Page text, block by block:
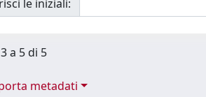
le iniziali:
a 5 di 5
metadati